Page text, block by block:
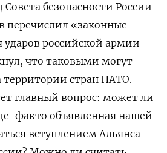
Совета безопасности России
«законные
ударов российской армии
что таковыми могут
территории стран НАТО.
главный вопрос: может ли
факто объявленная нашей
вступлением Альянса